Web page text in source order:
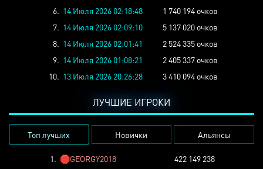
6. 14 Июля 2026 02:18:48
1 740 194 очков
7. 14 Июля 2026 02:09:10
5 137 020 очков
8. 14 Июля 2026 02:01:41
2 524 335 очков
9. 14 Июля 2026 01:08:21
2 405 337 очков
10. 13 Июля 2026 20:26:28 3 410 094 очков
ЛУЧШИЕ ИГРОКИ
Топ лучших Новички Альянсы
1. 🛑GEORGY2018
422 149 238